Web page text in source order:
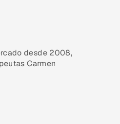
desde 2008,
Carmen